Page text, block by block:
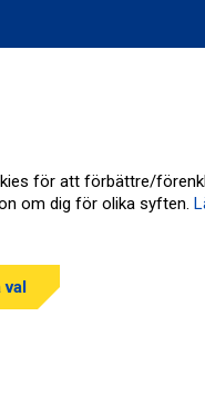
2026
för att förbättre/
om dig för olika syften.
val